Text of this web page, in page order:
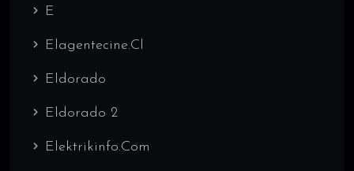
E
Elagentecine.cl
Eldorado
Eldorado 2
Elektrikinfo.com